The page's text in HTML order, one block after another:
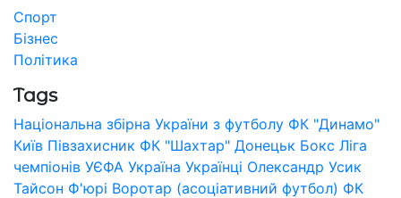
Спорт
Бізнес
Політика
Tags
Національна збірна України з футболу ФК "Динамо"
Київ Півзахисник ФК "Шахтар" Донецьк Бокс Ліга
чемпіонів УЄФА Україна Українці Олександр Усик
Тайсон Ф'юрі Воротар (асоціативний футбол) ФК